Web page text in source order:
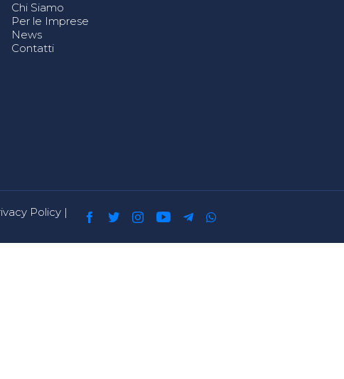
Chi Siamo
Per le Imprese
News
Contatti
Policy |